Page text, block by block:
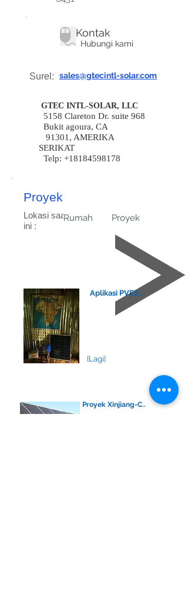
Kontak
Hubungi kami
Surel: sales@gtecintl-solar.com
GTEC INTL-SOLAR, LLC
5158 Clareton Dr. suite 968
Bukit agoura, CA
91301, AMERIKA
SERIKAT
Telp: +18184598178
Proyek
Lokasi saat
ini :
Rumah Proyek
Aplikasi PVES...
[Lagi]
Proyek Xinjiang-C..